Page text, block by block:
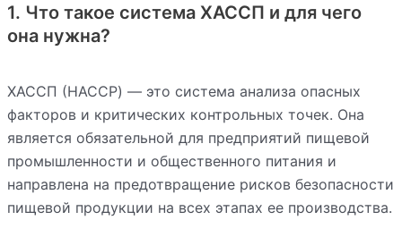
1. Что такое система ХАССП и для чего
она нужна?
ХАССП (HACCP) — это система анализа опасных
факторов и критических контрольных точек. Она
является обязательной для предприятий пищевой
промышленности и общественного питания и
направлена на предотвращение рисков безопасности
пищевой продукции на всех этапах ее производства.